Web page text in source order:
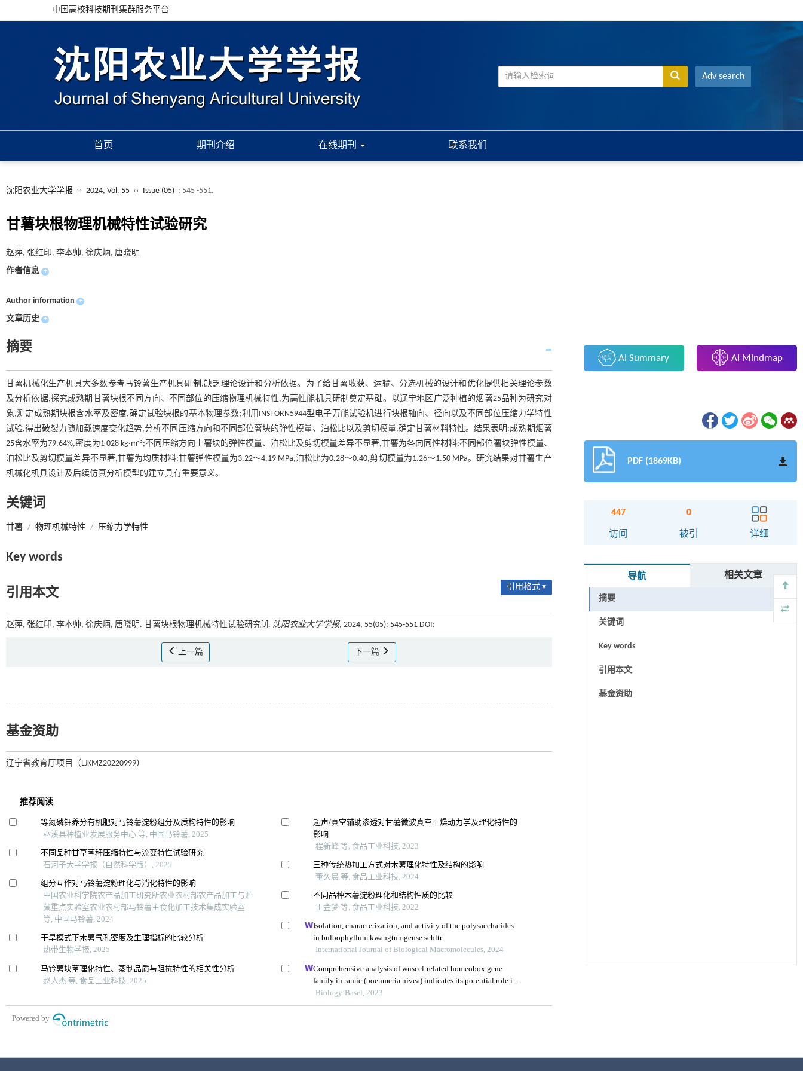
中国高校科技期刊集群服务平台
Adv search
首页 期刊介绍 在线期刊 联系我们
沈阳农业大学学报 ›› 2024, Vol. 55 ›› Issue (05) : 545 -551.
甘薯块根物理机械特性试验研究
赵萍, 张红印, 李本帅, 徐庆炳, 唐晓明
作者信息 +
Author information +
文章历史 +
摘要
甘薯机械化生产机具大多数参考马铃薯生产机具研制,缺乏理论设计和分析依据。为了给甘薯收获、运输、分选机械的设计和优化提供相关理论参数
及分析依据,探究成熟期甘薯块根不同方向、不同部位的压缩物理机械特性,为高性能机具研制奠定基础。以辽宁地区广泛种植的烟薯25品种为研究对
象,测定成熟期块根含水率及密度,确定试验块根的基本物理参数;利用INSTORN5944型电子万能试验机进行块根轴向、径向以及不同部位压缩力学特性
试验,得出破裂力随加载速度变化趋势,分析不同压缩方向和不同部位薯块的弹性模量、泊松比以及剪切模量,确定甘薯材料特性。结果表明:成熟期烟薯
25含水率为79.64%,密度为1 028 kg·m-3;不同压缩方向上薯块的弹性模量、泊松比及剪切模量差异不显著,甘薯为各向同性材料;不同部位薯块弹性模量、
泊松比及剪切模量差异不显著,甘薯为均质材料;甘薯弹性模量为3.22～4.19 MPa,泊松比为0.28～0.40,剪切模量为1.26～1.50 MPa。研究结果对甘薯生产
机械化机具设计及后续仿真分析模型的建立具有重要意义。
关键词
甘薯 / 物理机械特性 / 压缩力学特性
Key words
引用本文 引用格式 ▾
赵萍, 张红印, 李本帅, 徐庆炳, 唐晓明. 甘薯块根物理机械特性试验研究[J]. 沈阳农业大学学报, 2024, 55(05): 545-551 DOI:
上一篇 下一篇
基金资助
辽宁省教育厅项目（LJKMZ20220999）
AI Summary AI Mindmap
PDF (1869KB)
447
访问
0
被引 详细
导航 相关文章
摘要
关键词
Key words
引用本文
基金资助